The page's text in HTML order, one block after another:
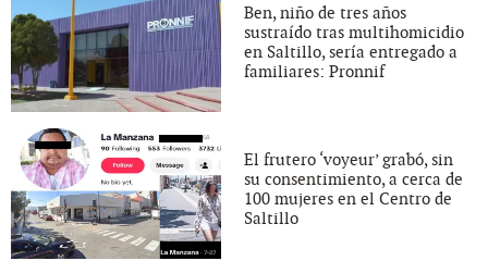
Ben, niño de tres años
sustraído tras multihomicidio
en Saltillo, sería entregado a
familiares: Pronnif
El frutero ‘voyeur’ grabó, sin
su consentimiento, a cerca de
100 mujeres en el Centro de
Saltillo